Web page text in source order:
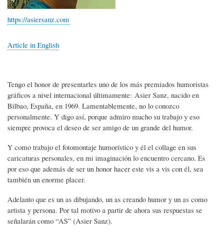
https://asiersanz.com
Article in English
Tengo el honor de presentarles uno de los más premiados humoristas
gráficos a nivel internacional últimamente: Asier Sanz, nacido en
Bilbao, España, en 1969. Lamentablemente, no lo conozco
personalmente. Y digo así, porque admiro mucho su trabajo y eso
siempre provoca el deseo de ser amigo de un grande del humor.
Y como trabajo el fotomontaje humorístico y él el collage en sus
caricaturas personales, en mi imaginación lo encuentro cercano. Es
por eso que además de ser un honor hacer este vis a vis con él, sea
también un enorme placer.
Adelanto que es un as dibujando, un as creando humor y un as como
artista y persona. Por tal motivo a partir de ahora sus respuestas se
señalarán como “AS” (Asier Sanz).